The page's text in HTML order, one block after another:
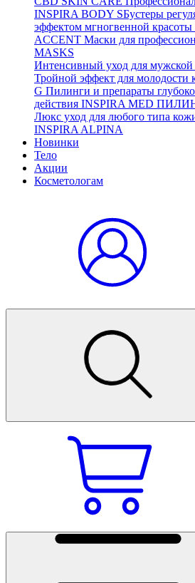
INSPIRA BODY SБустеры
эффектом мгногвенной красоты
ACCENT Маски для
MASKS
Интенсивный уход для
Тройной эффект для молодости
G Пилинги и препараты
действия INSPIRA MED
Люкс уход для любого типа
INSPIRA ALPINA
Новинки
Тело
Акции
Косметологам